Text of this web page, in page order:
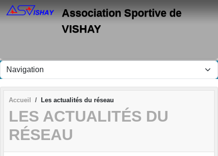
Association Sportive de
VISHAY
Accueil Les actualités du réseau
LES ACTUALITÉS DU
RÉSEAU
Panneau de gestion des cookies